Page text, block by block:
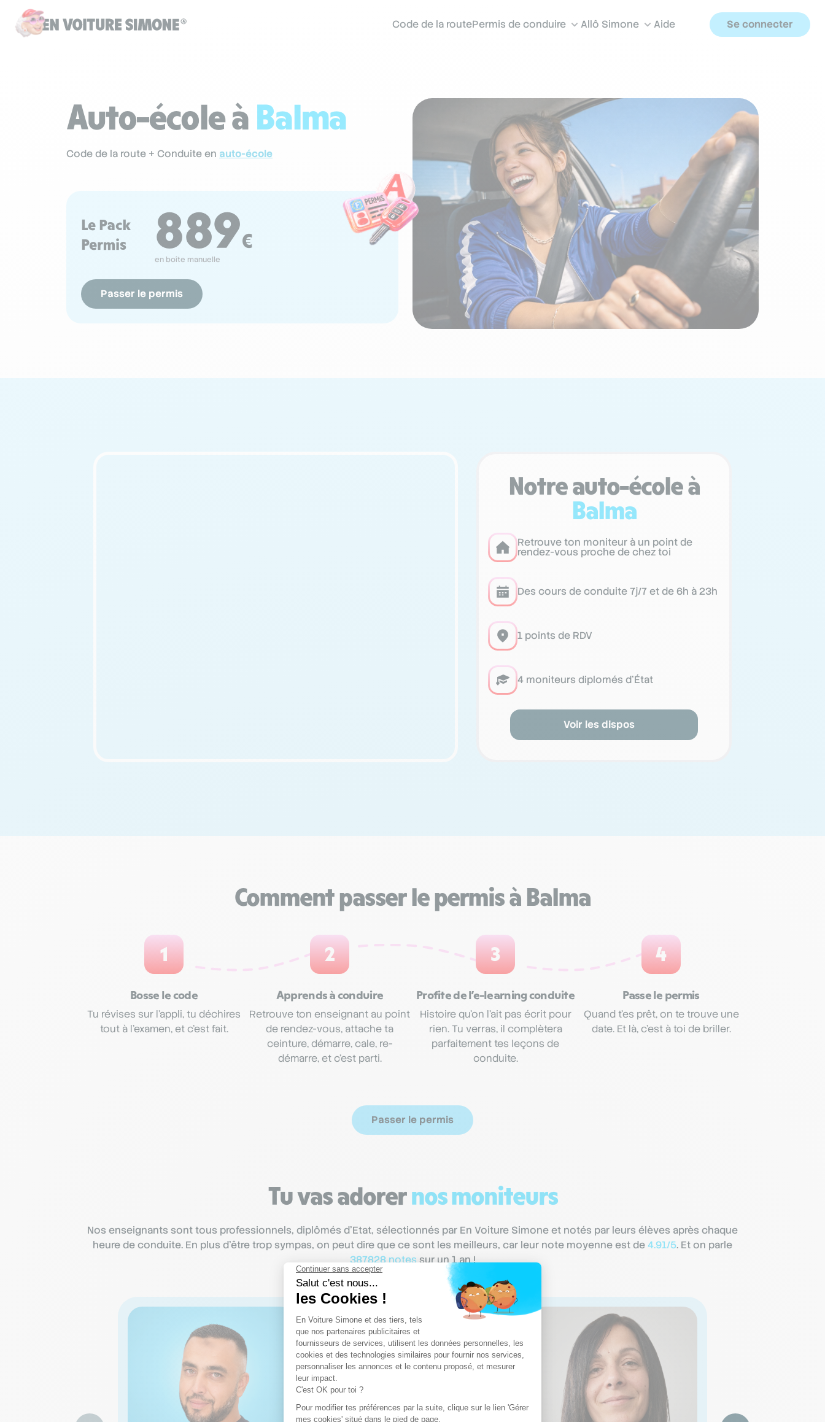
Code de la routePermis de conduire Allô Simone Aide Se connecter
Auto-école à Balma
Code de la route + Conduite en auto-école
Le Pack
Permis
889€
en boîte manuelle
Passer le permis
Notre auto-école à
Balma
Retrouve ton moniteur à un point de
rendez-vous proche de chez toi
Des cours de conduite 7j/7 et de 6h à 23h
1 points de RDV
4 moniteurs diplomés d’État
Voir les dispos
Comment passer le permis à Balma
1
Bosse le code
Tu révises sur l’appli, tu déchires
tout à l’examen, et c’est fait.
2
Apprends à conduire
Retrouve ton enseignant au point
de rendez-vous, attache ta
ceinture, démarre, cale, re-
démarre, et c’est parti.
3
Profite de l’e-learning conduite
Histoire qu’on l’ait pas écrit pour
rien. Tu verras, il complètera
parfaitement tes leçons de
conduite.
4
Passe le permis
Quand t’es prêt, on te trouve une
date. Et là, c’est à toi de briller.
Passer le permis
Tu vas adorernos moniteurs
Nos enseignants sont tous professionnels, diplômés d’Etat, sélectionnés par En Voiture Simone et notés par leurs élèves après chaque
heure de conduite. En plus d’être trop sympas, on peut dire que ce sont les meilleurs, car leur note moyenne est de4.91/5. Et on parle
387828 notessur un 1 an !